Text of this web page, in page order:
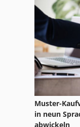
Muster-
in neun
abwickeln